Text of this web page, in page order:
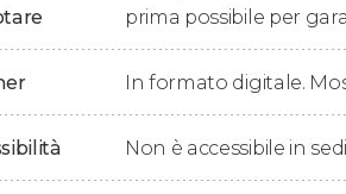
tardi, faremo ritorno nel punto di
prima possibile per
In formato digitale.
Non è accessibile in